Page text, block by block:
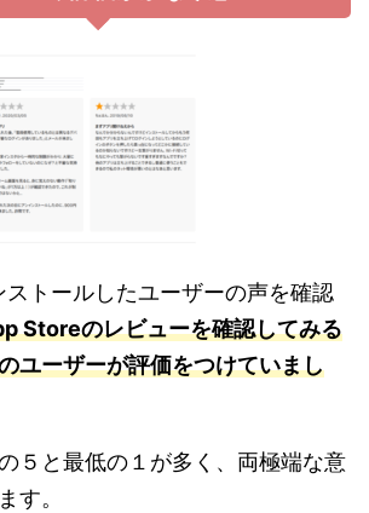
トールしたユーザーの声を確認
Storeのレビューを確認してみる
ユーザーが評価をつけていまし
５と最低の１が多く、両極端な意
す。